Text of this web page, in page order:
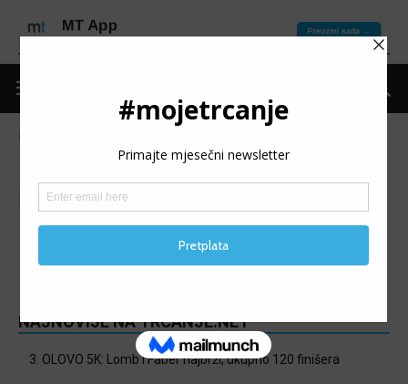
Izvještaji Najave
Nema postova za prikaz
NAJNOVIJE NA TRCANJE.NET
3. OLOVO 5K: Lomb i Faber najbrži, ukupno 120 finišera